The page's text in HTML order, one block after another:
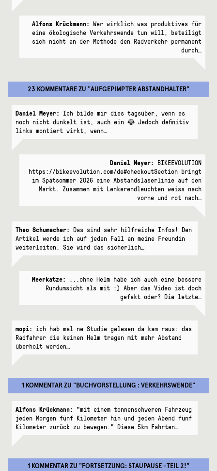
Alfons Krückmann: Wer wirklich was produktives für
eine ökologische Verkehrswende tun will, beteiligt
sich nicht an der Methode den Radverkehr permanent
durch…
23 KOMMENTAREZU "AUFGEPIMPTER ABSTANDHALTER"
Daniel Meyer: Ich bilde mir dies tagsüber, wenn es
noch nicht dunkelt ist, auch ein 😂 Jedoch definitiv
links montiert wirkt, wenn…
Daniel Meyer: BIKEEVOLUTION
https://bikeevolution.com/de#checkoutSection bringt
im Spätsommer 2026 eine Abstandslaserlinie auf den
Markt. Zusammen mit Lenkerendleuchten weiss nach
vorne und rot nach…
Theo Schumacher: Das sind sehr hilfreiche Infos! Den
Artikel werde ich auf jeden Fall an meine Freundin
weiterleiten. Sie wird das sicherlich…
Meerkatze:
...ohne Helm habe ich auch eine bessere
Rundumsicht als mit :) Aber das Video ist doch
gefakt oder? Die letzte…
mopi: ich hab mal ne Studie gelesen da kam raus: das
Radfahrer die keinen Helm tragen mit mehr Abstand
überholt werden…
1 KOMMENTARZU "BUCHVORSTELLUNG : VERKEHRSWENDE"
Alfons Krückmann: "mit einem tonnenschweren Fahrzeug
jeden Morgen fünf Kilometer hin und jeden Abend fünf
Kilometer zurück zu bewegen." Diese 5km Fahrten…
1 KOMMENTARZU "FORTSETZUNG: STAUPAUSE -TEIL 2!"